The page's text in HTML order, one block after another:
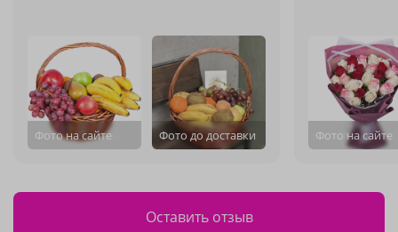
Фото на сайте Фото до доставки Фото на сайте
Оставить отзыв